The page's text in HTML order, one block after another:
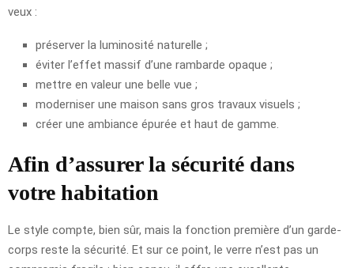
veux :
préserver la luminosité naturelle ;
éviter l’effet massif d’une rambarde opaque ;
mettre en valeur une belle vue ;
moderniser une maison sans gros travaux visuels ;
créer une ambiance épurée et haut de gamme.
Afin d’assurer la sécurité dans
votre habitation
Le style compte, bien sûr, mais la fonction première d’un garde-
corps reste la sécurité. Et sur ce point, le verre n’est pas un